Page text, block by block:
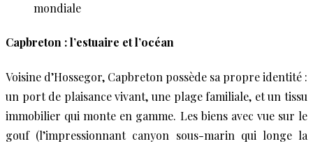
mondiale
Capbreton : l’estuaire et l’océan
Voisine d’Hossegor, Capbreton possède sa propre identité :
un port de plaisance vivant, une plage familiale, et un tissu
immobilier qui monte en gamme. Les biens avec vue sur le
gouf (l’impressionnant canyon sous-marin qui longe la